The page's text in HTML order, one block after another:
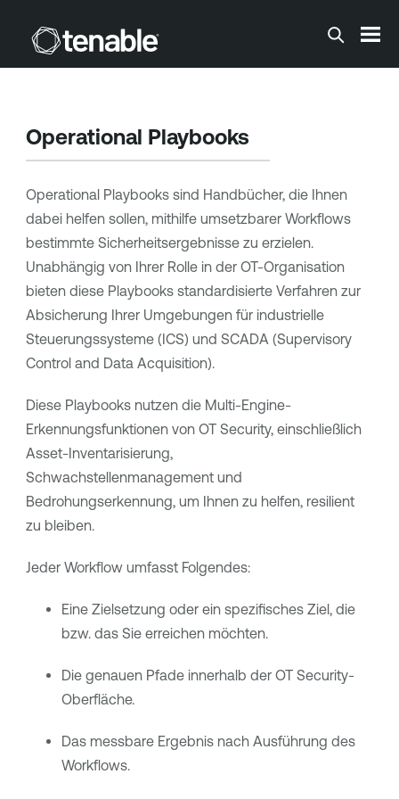
Zum Hauptinhalt springen
Operational Playbooks
Operational Playbooks sind Handbücher, die Ihnen
dabei helfen sollen, mithilfe umsetzbarer Workflows
bestimmte Sicherheitsergebnisse zu erzielen.
Unabhängig von Ihrer Rolle in der OT-Organisation
bieten diese Playbooks standardisierte Verfahren zur
Absicherung Ihrer Umgebungen für industrielle
Steuerungssysteme (ICS) und SCADA (Supervisory
Control and Data Acquisition).
Diese Playbooks nutzen die Multi-Engine-
Erkennungsfunktionen von OT Security, einschließlich
Asset-Inventarisierung,
Schwachstellenmanagement und
Bedrohungserkennung, um Ihnen zu helfen, resilient
zu bleiben.
Jeder Workflow umfasst Folgendes:
Eine Zielsetzung oder ein spezifisches Ziel, die
bzw. das Sie erreichen möchten.
Die genauen Pfade innerhalb der OT Security-
Oberfläche.
Das messbare Ergebnis nach Ausführung des
Workflows.